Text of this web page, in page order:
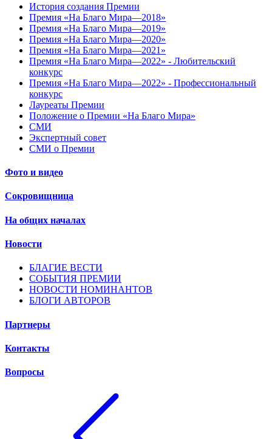
История создания Премии
Премия «На Благо Мира—2018»
Премия «На Благо Мира—2019»
Премия «На Благо Мира—2020»
Премия «На Благо Мира—2021»
Премия «На Благо Мира—2022» - Любительский
конкурс
Премия «На Благо Мира—2022» - Профессиональный
конкурс
Лауреаты Премии
Положение о Премии «На Благо Мира»
СМИ
Экспертный совет
СМИ о Премии
Фото и видео
Сокровищница
На общих началах
Новости
БЛАГИЕ ВЕСТИ
СОБЫТИЯ ПРЕМИИ
НОВОСТИ НОМИНАНТОВ
БЛОГИ АВТОРОВ
Партнеры
Контакты
Вопросы